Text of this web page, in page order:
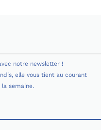
notre newsletter !
elle vous tient au courant
semaine.